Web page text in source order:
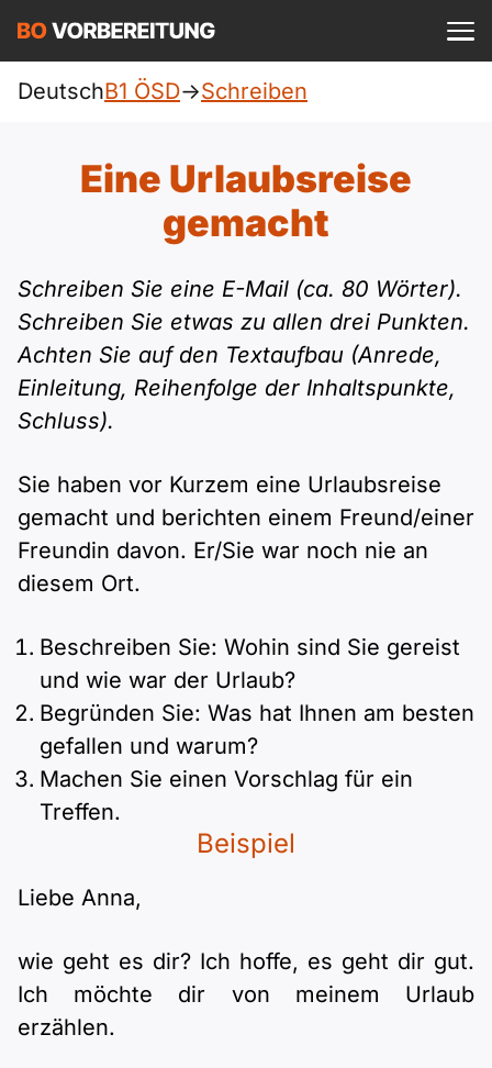
ÖSD
Allgemein
Beruf
telc
Goethe
ÖIF
Pflege (telc)
Deutsch
Türkisch
Ukrainisch
Russisch
Polnisch
A1 DTZ
A1 telc
A1 Goethe
A2 Allgemein
A2 DTZ
A2 telc
A2 Goethe
A2 ÖIF
B1
B1 Allgemein
B1 DTZ
B1 Beruf
B1 telc
B1 ÖIF
B1 ÖSD
B1 Pflege (telc)
B2
B2 Allgemein
B2 Beruf
B2 telc
B2 Pflege (telc)
Blog
Webinare
Mehr Tools
Einbürgerungstest
Spiele
Schulen & Kurse
Lebenslauf erstellen
Motivationsbriefe
Einloggen ist kostenlos?
DeutschB1 ÖSD->Schreiben
Eine Urlaubsreise
gemacht
Schreiben Sie eine E-Mail (ca. 80 Wörter).
Schreiben Sie etwas zu allen drei Punkten.
Achten Sie auf den Textaufbau (Anrede,
Einleitung, Reihenfolge der Inhaltspunkte,
Schluss).
Sie haben vor Kurzem eine Urlaubsreise
gemacht und berichten einem Freund/einer
Freundin davon. Er/Sie war noch nie an
diesem Ort.
Beschreiben Sie: Wohin sind Sie gereist
und wie war der Urlaub?
Begründen Sie: Was hat Ihnen am besten
gefallen und warum?
Machen Sie einen Vorschlag für ein
Treffen.
Beispiel
Liebe Anna,
wie geht es dir? Ich hoffe, es geht dir gut.
Ich möchte dir von meinem Urlaub
erzählen.